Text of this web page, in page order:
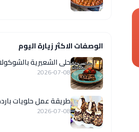
الوصفات الاكثر زيارة اليوم
حلى الشعيرية
2026-07-08
طريقة عمل حلويات
2026-07-08